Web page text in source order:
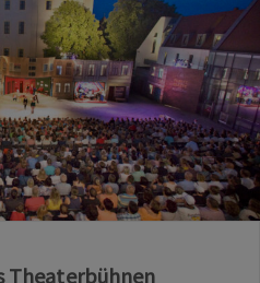
Theaterbühnen